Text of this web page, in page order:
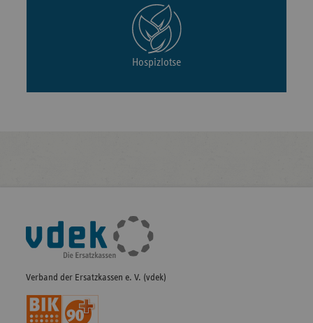
Hospizlotse
Fußleisten-
Navigation
Verband der Ersatzkassen e. V. (vdek)